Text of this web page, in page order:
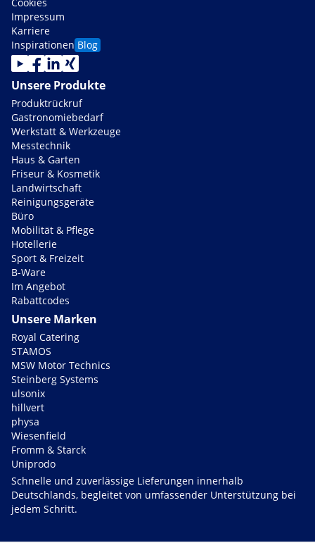
Cookies
Impressum
Karriere
Inspirationen Blog
Unsere Produkte
Produktrückruf
Gastronomiebedarf
Werkstatt & Werkzeuge
Messtechnik
Haus & Garten
Friseur & Kosmetik
Landwirtschaft
Reinigungsgeräte
Büro
Mobilität & Pflege
Hotellerie
Sport & Freizeit
B-Ware
Im Angebot
Rabattcodes
Unsere Marken
Royal Catering
STAMOS
MSW Motor Technics
Steinberg Systems
ulsonix
hillvert
physa
Wiesenfield
Fromm & Starck
Uniprodo
Schnelle und zuverlässige Lieferungen innerhalb
Deutschlands, begleitet von umfassender Unterstützung bei
jedem Schritt.